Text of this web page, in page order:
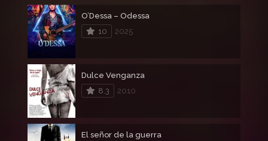
O’Dessa – Odessa
10
2025
Dulce Venganza
8.3
2010
El señor de la guerra